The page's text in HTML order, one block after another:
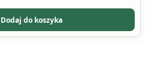
Dodaj do koszyka